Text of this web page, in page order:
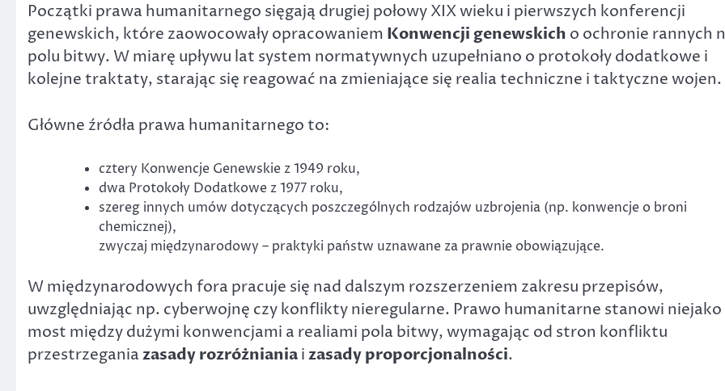
Początki prawa humanitarnego sięgają drugiej połowy XIX wieku i pierwszych konferencji
genewskich, które zaowocowały opracowaniem Konwencji genewskich o ochronie rannych
polu bitwy. W miarę upływu lat system normatywnych uzupełniano o protokoły dodatkowe i
kolejne traktaty, starając się reagować na zmieniające się realia techniczne i taktyczne wojen.
Główne źródła prawa humanitarnego to:
cztery Konwencje Genewskie z 1949 roku,
dwa Protokoły Dodatkowe z 1977 roku,
szereg innych umów dotyczących poszczególnych rodzajów uzbrojenia (np. konwencje o broni
chemicznej),
zwyczaj międzynarodowy – praktyki państw uznawane za prawnie obowiązujące.
W międzynarodowych fora pracuje się nad dalszym rozszerzeniem zakresu przepisów,
uwzględniając np. cyberwojnę czy konflikty nieregularne. Prawo humanitarne stanowi niejako
most między dużymi konwencjami a realiami pola bitwy, wymagając od stron konfliktu
przestrzeganiazasady rozróżnianiaizasady proporcjonalności.